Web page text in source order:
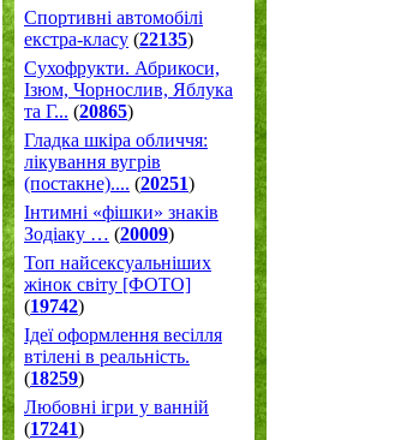
Спортивні автомобілі
екстра-класу (22135)
Cухофрукти. Абрикоси,
Ізюм, Чорнослив, Яблука
та Г... (20865)
Гладка шкіра обличчя:
лікування вугрів
(постакне).... (20251)
Інтимні «фішки» знаків
Зодіаку … (20009)
Топ найсексуальніших
жінок світу [ФОТО]
(19742)
Ідеї оформлення весілля
втілені в реальність.
(18259)
Любовні ігри у ванній
(17241)